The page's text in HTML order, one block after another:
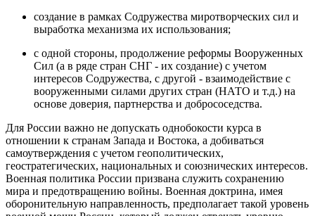
создание в рамках Содружества миротворческих сил и
выработка механизма их использования;
с одной стороны, продолжение реформы Вооруженных
Сил (а в ряде стран СНГ - их создание) с учетом
интересов Содружества, с другой - взаимодействие с
вооруженными силами других стран (НАТО и т.д.) на
основе доверия, партнерства и добрососедства.
Для России важно не допускать однобокости курса в
отношении к странам Запада и Востока, а добиваться
самоутверждения с учетом геополитических,
геостратегических, национальных и союзнических интересов.
Военная политика России призвана служить сохранению
мира и предотвращению войны. Военная доктрина, имея
оборонительную направленность, предполагает такой уровень